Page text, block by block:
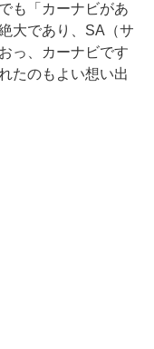
も「カーナビがあ
大であり、SA（サ
っ、カーナビです
たのもよい想い出